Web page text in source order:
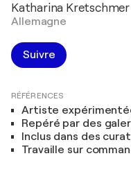
Katharina Kretschmer
Allemagne
Suivre
RÉFÉRENCES
Artiste
Repéré par des
Inclus dans des
Travaille sur